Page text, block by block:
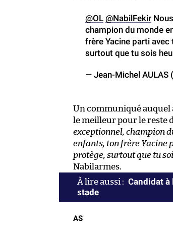
@OL @NabilFekir
champion du monde
frère Yacine parti
surtout que tu sois
— Jean-Michel AULAS
Un communiqué auquel
le meilleur pour le reste
exceptionnel, champion
enfants, ton frère Yacine
protège, surtout que tu
Nabilarmes.
Candidat
stade
AS